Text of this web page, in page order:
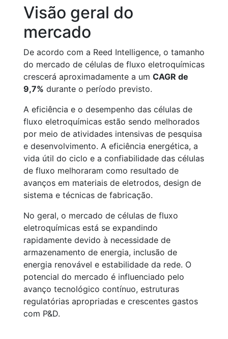
Visão geral do
mercado
De acordo com a Reed Intelligence, o tamanho
do mercado de células de fluxo eletroquímicas
crescerá aproximadamente a um CAGR de
9,7% durante o período previsto.
A eficiência e o desempenho das células de
fluxo eletroquímicas estão sendo melhorados
por meio de atividades intensivas de pesquisa
e desenvolvimento. A eficiência energética, a
vida útil do ciclo e a confiabilidade das células
de fluxo melhoraram como resultado de
avanços em materiais de eletrodos, design de
sistema e técnicas de fabricação.
No geral, o mercado de células de fluxo
eletroquímicas está se expandindo
rapidamente devido à necessidade de
armazenamento de energia, inclusão de
energia renovável e estabilidade da rede. O
potencial do mercado é influenciado pelo
avanço tecnológico contínuo, estruturas
regulatórias apropriadas e crescentes gastos
com P&D.